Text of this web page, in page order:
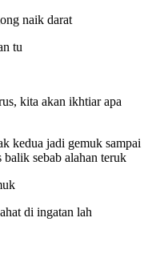
naik darat
tu
kita akan ikhtiar apa
kedua jadi gemuk sampai
sebab alahan teruk
di ingatan lah